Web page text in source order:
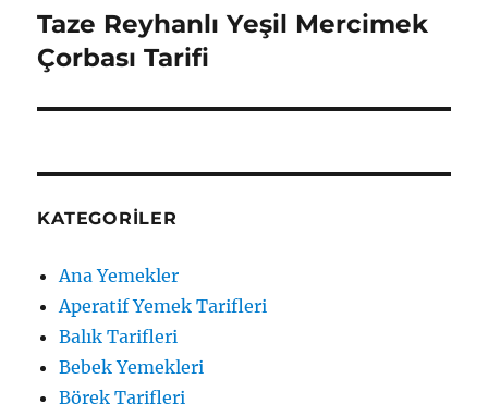
Sonraki
yazı:
Taze Reyhanlı Yeşil Mercimek
Çorbası Tarifi
KATEGORILER
Ana Yemekler
Aperatif Yemek Tarifleri
Balık Tarifleri
Bebek Yemekleri
Börek Tarifleri